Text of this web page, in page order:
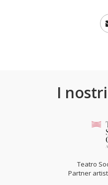
I
Teatro
Partner